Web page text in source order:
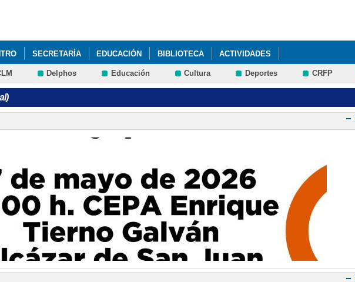
SECRETARÍA EDUCACIÓN BIBLIOTECA ACTIVIDADES
A FORMACIÓN PROFESIONAL DE GRADO MEDIO
Delphos Educación Cultura Deportes CRFP